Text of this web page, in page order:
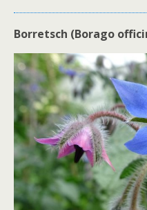
Borretsch (Borago